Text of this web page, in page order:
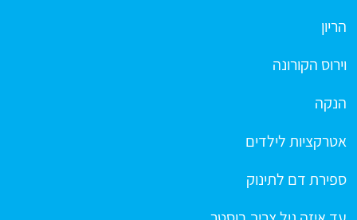
הריון
וירוס הקורונה
הנקה
אטרקציות לילדים
ספירת דם לתינוק